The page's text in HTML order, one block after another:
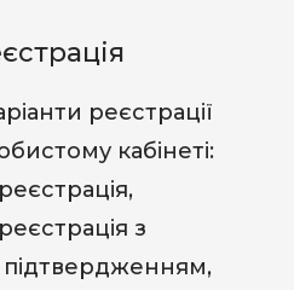
реєстрації
кабінеті:
з